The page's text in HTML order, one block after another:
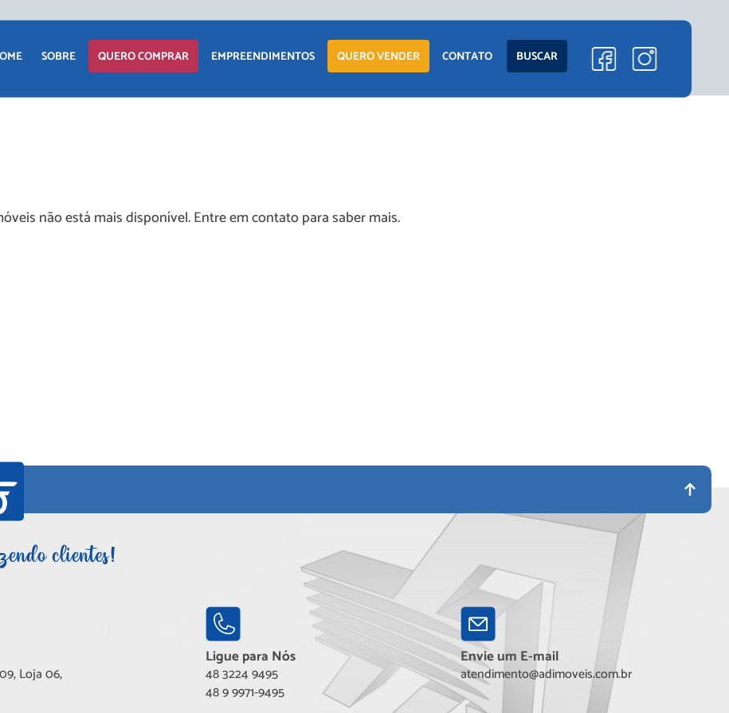
SOBRE QUERO COMPRAR
TERRENO
EMPREENDIMENTOS
PRONTOS PARA
MORAR
QUERO VENDER CONTATO BUSCAR
APARTAMENTO
CASA
LANÇAMENTOS
EM CONSTRUÇÃO
não está mais disponível. Entre em contato para saber mais.
Loja 06,
Ligue para Nós
48 3224 9495
48 9 9971-9495
Envie um E-mail
atendimento@adimoveis.com.br